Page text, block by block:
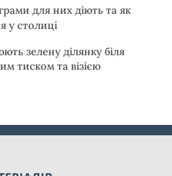
для них діють та як
у столиці
зелену ділянку біля
тиском та візією